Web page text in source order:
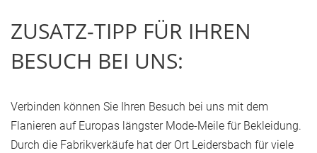
ZUSATZ-TIPP FÜR IHREN
BESUCH BEI UNS:
Verbinden können Sie Ihren Besuch bei uns mit dem
Flanieren auf Europas längster Mode-Meile für Bekleidung.
Durch die Fabrikverkäufe hat der Ort Leidersbach für viele